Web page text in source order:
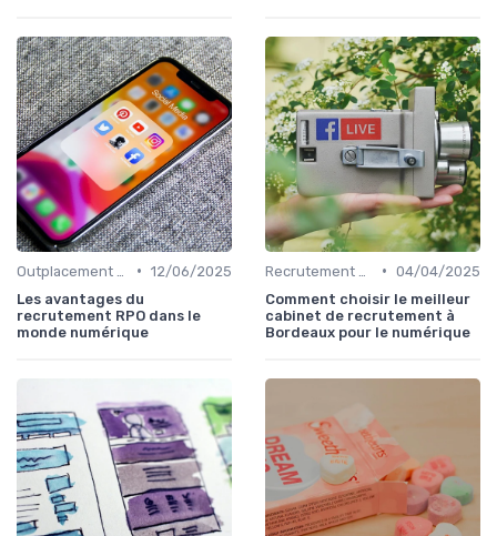
• 12/06/2025
Les avantages du
recrutement RPO dans le
monde numérique
• 04/04/2025
Comment choisir le meilleur
cabinet de recrutement à
Bordeaux pour le numérique